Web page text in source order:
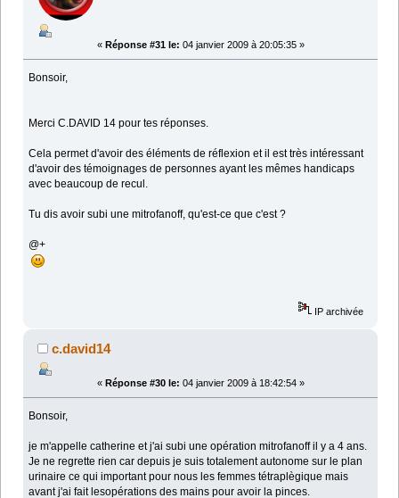
« Réponse #31 le: 04 janvier 2009 à 20:05:35 »
Bonsoir,
Merci C.DAVID 14 pour tes réponses.
Cela permet d'avoir des éléments de réflexion et il est très intéressant
d'avoir des témoignages de personnes ayant les mêmes handicaps
avec beaucoup de recul.
Tu dis avoir subi une mitrofanoff, qu'est-ce que c'est ?
@+
IP archivée
c.david14
« Réponse #30 le: 04 janvier 2009 à 18:42:54 »
Bonsoir,
je m'appelle catherine et j'ai subi une opération mitrofanoff il y a 4 ans.
Je ne regrette rien car depuis je suis totalement autonome sur le plan
urinaire ce qui important pour nous les femmes tétraplègique mais
avant j'ai fait lesopérations des mains pour avoir la pinces.